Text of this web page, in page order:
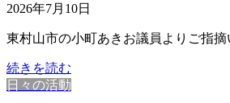
2026年7月10日
東村山市の小町あきお議員よりご指
続きを読む
日々の活動